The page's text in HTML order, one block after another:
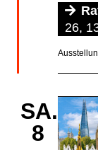
26,
SA.
8